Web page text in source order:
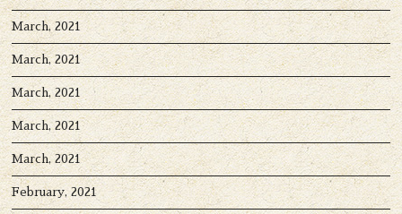
March, 2021
March, 2021
March, 2021
March, 2021
March, 2021
February, 2021